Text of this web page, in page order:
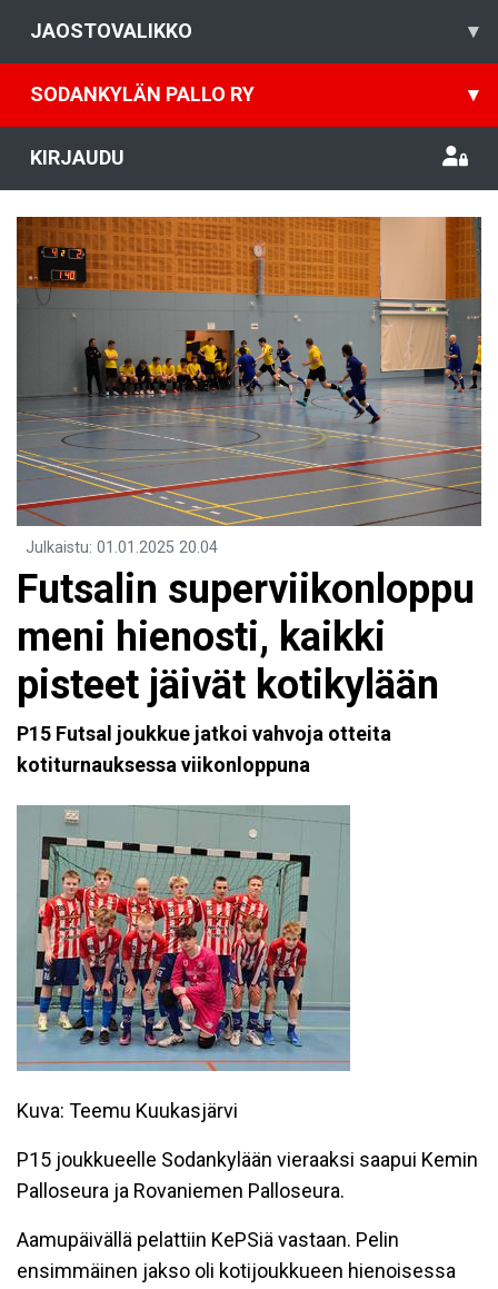
JAOSTOVALIKKO ▾
SODANKYLÄN PALLO RY ▾
KIRJAUDU
Julkaistu: 01.01.2025 20.04
Futsalin superviikonloppu
meni hienosti, kaikki
pisteet jäivät kotikylään
P15 Futsal joukkue jatkoi vahvoja otteita
kotiturnauksessa viikonloppuna
Kuva: Teemu Kuukasjärvi
P15 joukkueelle Sodankylään vieraaksi saapui Kemin
Palloseura ja Rovaniemen Palloseura.
Aamupäivällä pelattiin KePSiä vastaan. Pelin
ensimmäinen jakso oli kotijoukkueen hienoisessa